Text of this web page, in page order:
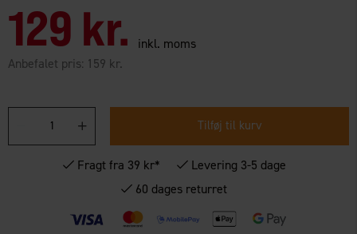
129 kr.
inkl. moms
Anbefalet pris: 159 kr.
Tilføj til kurv
Fragt fra 39 kr*
Levering 3-5 dage
60 dages returret